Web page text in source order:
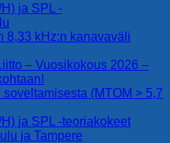
ja SPL -
8,33 kHz:n kanavaväli
– Vuosikokous 2026 –
soveltamisesta (MTOM > 5,7
ja SPL -teoriakokeet
ja Tampere